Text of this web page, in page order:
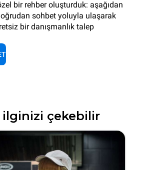
bir rehber oluşturduk: aşağıdan
sohbet yoluyla ulaşarak
bir danışmanlık talep
ilginizi çekebilir